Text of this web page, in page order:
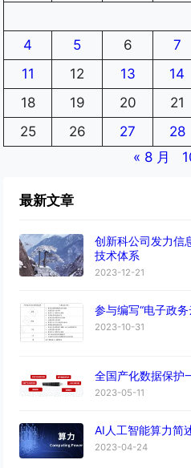
4
5 6 7
11
12 13 14
18
19 20 21
25
26 27 28
« 8 月
最新文章
创新科公司发力信
技术体系
2023-12-21
参与编写“电子政
2023-10-31
全国产化数据保护
2023-05-11
AI人工智能算力简
2023-04-24